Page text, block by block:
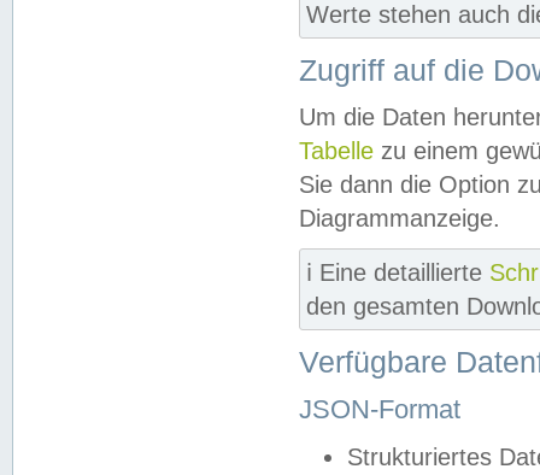
Werte stehen auch
Zugriff auf die
Um die Daten
Tabelle zu einem
Sie dann die Option
Diagrammanzeige.
ℹ️ Eine detaillierte
den gesamten
Verfügbare
JSON-Format
Strukturiertes